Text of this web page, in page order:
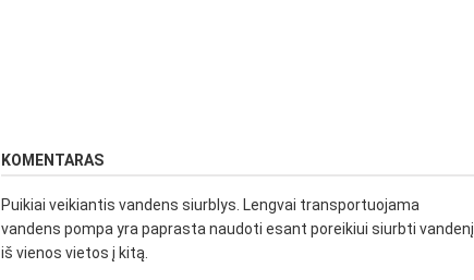
KOMENTARAS
Puikiai veikiantis vandens siurblys. Lengvai transportuojama
vandens pompa yra paprasta naudoti esant poreikiui siurbti vandenį
iš vienos vietos į kitą.